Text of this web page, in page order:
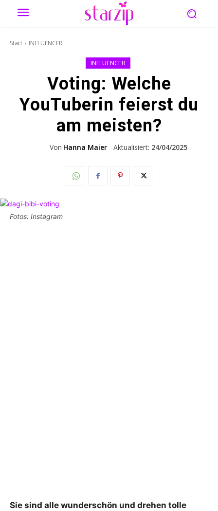
Start INFLUENCER
INFLUENCER
Voting: Welche
YouTuberin feierst du
am meisten?
Von Hanna Maier Aktualisiert: 24/04/2025
Fotos: Instagram
Sie sind alle wunderschön und drehen tolle